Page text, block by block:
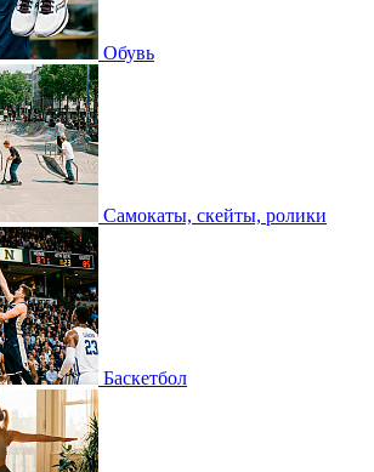
Обувь
Самокаты, скейты, ролики
Баскетбол